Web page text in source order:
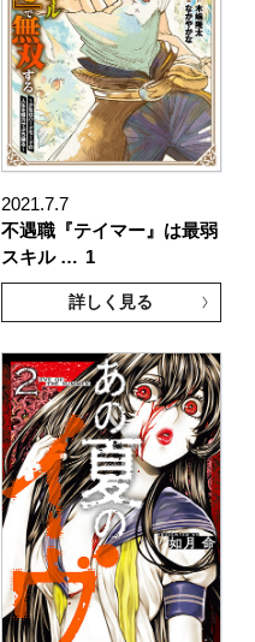
2021.7.7
不遇職『テイマー』は最弱
スキル … 1
詳しく見る